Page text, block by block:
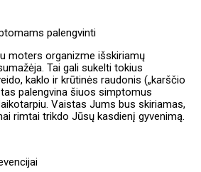
palengvinti
moters organizme išskiriamų
Tai gali sukelti tokius
kaklo ir krūtinės raudonis („karščio
palengvina šiuos simptomus
Vaistas Jums bus skiriamas,
rimtai trikdo Jūsų kasdienį gyvenimą.